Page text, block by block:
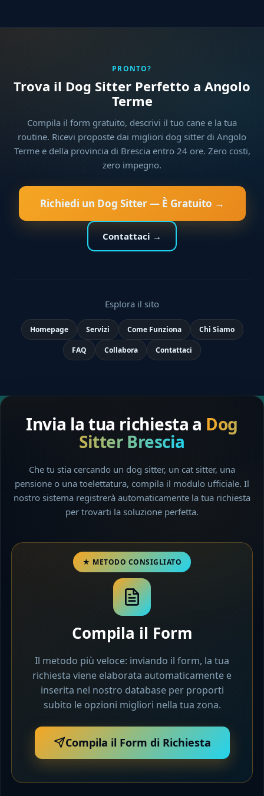
PRONTO?
Trova il Dog Sitter Perfetto a Angolo
Terme
Compila il form gratuito, descrivi il tuo cane e la tua
routine. Ricevi proposte dai migliori dog sitter di Angolo
Terme e della provincia di Brescia entro 24 ore. Zero costi,
zero impegno.
Richiedi un Dog Sitter — È Gratuito →
Contattaci →
Esplora il sito
Homepage Servizi Come Funziona Chi Siamo
FAQ Collabora Contattaci
Invia la tua richiesta a Dog
Sitter Brescia
Che tu stia cercando un dog sitter, un cat sitter, una
pensione o una toelettatura, compila il modulo ufficiale. Il
nostro sistema registrerà automaticamente la tua richiesta
per trovarti la soluzione perfetta.
Compila il Form
Il metodo più veloce: inviando il form, la tua
richiesta viene elaborata automaticamente e
inserita nel nostro database per proporti
subito le opzioni migliori nella tua zona.
Compila il Form di Richiesta